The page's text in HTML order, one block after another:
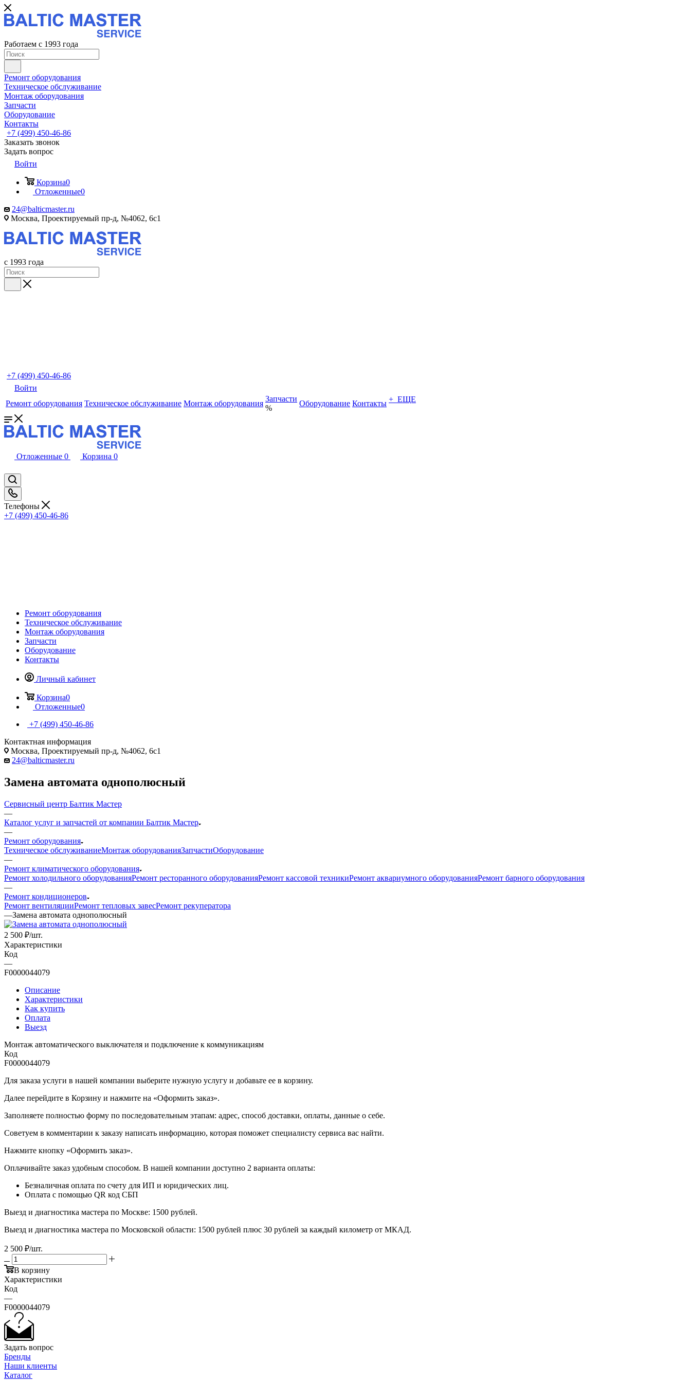
Работаем с 1993 года
Ремонт оборудования
Техническое обслуживание
Монтаж оборудования
Запчасти
Оборудование
Контакты
+7 (499) 450-46-86
Заказать звонок
Задать вопрос
Войти
Корзина0
Отложенные0
24@balticmaster.ru
Москва, Проектируемый пр-д, №4062, 6с1
с 1993 года
+7 (499) 450-46-86
Войти
Ремонт оборудования Техническое обслуживание Монтаж оборудования
Запчасти
%
Оборудование Контакты + ЕЩЕ
Отложенные 0 Корзина 0
Телефоны
+7 (499) 450-46-86
Ремонт оборудования
Техническое обслуживание
Монтаж оборудования
Запчасти
Оборудование
Контакты
Личный кабинет
Корзина0
Отложенные0
+7 (499) 450-46-86
Контактная информация
Москва, Проектируемый пр-д, №4062, 6с1
24@balticmaster.ru
Замена автомата однополюсный
Сервисный центр Балтик Мастер
—
Каталог услуг и запчастей от компании Балтик Мастер
—
Ремонт оборудования
Техническое обслуживаниеМонтаж оборудованияЗапчастиОборудование
—
Ремонт климатического оборудования
Ремонт холодильного оборудованияРемонт ресторанного оборудованияРемонт кассовой техникиРемонт аквариумного оборудованияРемонт барного оборудования
—
Ремонт кондиционеров
Ремонт вентиляцииРемонт тепловых завесРемонт рекуператора
—Замена автомата однополюсный
2 500 ₽/шт.
Характеристики
Код
—
F0000044079
Описание
Характеристики
Как купить
Оплата
Выезд
Монтаж автоматического выключателя и подключение к коммуникациям
Код
F0000044079
Для заказа услуги в нашей компании выберите нужную услугу и добавьте ее в корзину.
Далее перейдите в Корзину и нажмите на «Оформить заказ».
​​​​​​​Заполняете полностью форму по последовательным этапам: адрес, способ доставки, оплаты, данные о себе.
​​​​​​​Советуем в комментарии к заказу написать информацию, которая поможет специалисту сервиса вас найти.
​​​​​​​Нажмите кнопку «Оформить заказ».
Оплачивайте заказ удобным способом. В нашей компании доступно 2 варианта оплаты:
Безналичная оплата по счету для ИП и юридических лиц.
Оплата с помощью QR код СБП
Выезд и диагностика мастера по Москве: 1500 рублей.
Выезд и диагностика мастера по Московской области: 1500 рублей плюс 30 рублей за каждый километр от МКАД.
2 500 ₽/шт.
В корзину
Характеристики
Код
—
F0000044079
Задать вопрос
Бренды
Наши клиенты
Каталог